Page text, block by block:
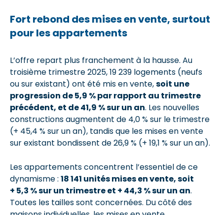
Fort rebond des mises en vente, surtout
pour les appartements
L’offre repart plus franchement à la hausse. Au
troisième trimestre 2025, 19 239 logements (neufs
ou sur existant) ont été mis en vente,soit une
progression de 5,9 % par rapport au trimestre
précédent, et de 41,9 % sur un an. Les nouvelles
constructions augmentent de 4,0 % sur le trimestre
(+ 45,4 % sur un an), tandis que les mises en vente
sur existant bondissent de 26,9 % (+ 19,1 % sur un an).
Les appartements concentrent l’essentiel de ce
dynamisme : 18 141 unités mises en vente, soit
+ 5,3 % sur un trimestre et + 44,3 % sur un an.
Toutes les tailles sont concernées. Du côté des